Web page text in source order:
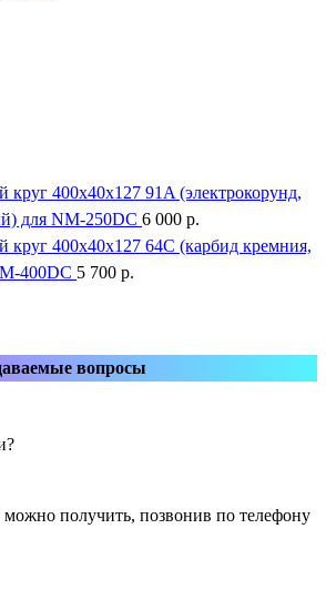
400x40x127 91A (электрокорунд,
для NM-250DC 6 000 р.
400x40x127 64С (карбид кремния,
400DC 5 700 р.
вопросы
можно получить, позвонив по телефону